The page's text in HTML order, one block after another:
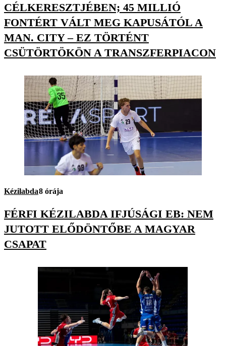
CÉLKERESZTJÉBEN; 45 MILLIÓ
FONTÉRT VÁLT MEG KAPUSÁTÓL A
MAN. CITY – EZ TÖRTÉNT
CSÜTÖRTÖKÖN A TRANSZFERPIACON
Kézilabda8 órája
FÉRFI KÉZILABDA IFJÚSÁGI EB: NEM
JUTOTT ELŐDÖNTŐBE A MAGYAR
CSAPAT